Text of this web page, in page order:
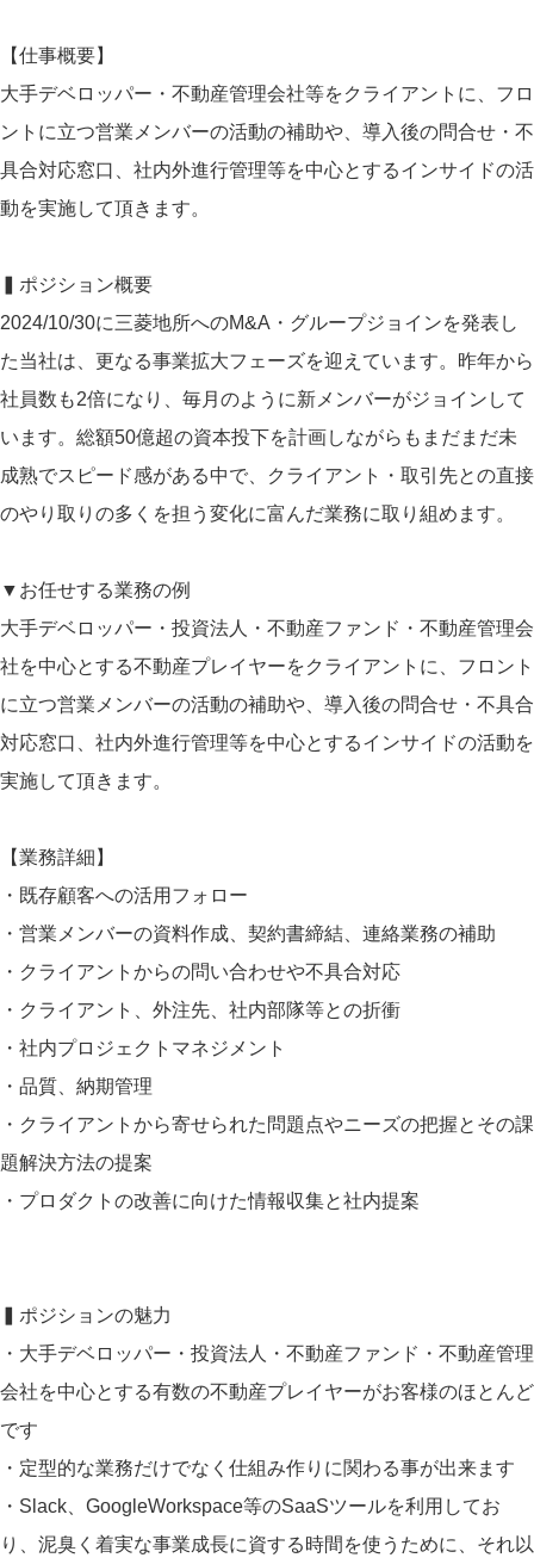
【仕事概要】
大手デベロッパー・不動産管理会社等をクライアントに、フロ
ントに立つ営業メンバーの活動の補助や、導入後の問合せ・不
具合対応窓口、社内外進行管理等を中心とするインサイドの活
動を実施して頂きます。
▍ポジション概要
2024/10/30に三菱地所へのM&A・グループジョインを発表し
た当社は、更なる事業拡大フェーズを迎えています。昨年から
社員数も2倍になり、毎月のように新メンバーがジョインして
います。総額50億超の資本投下を計画しながらもまだまだ未
成熟でスピード感がある中で、クライアント・取引先との直接
のやり取りの多くを担う変化に富んだ業務に取り組めます。
▼お任せする業務の例
大手デベロッパー・投資法人・不動産ファンド・不動産管理会
社を中心とする不動産プレイヤーをクライアントに、フロント
に立つ営業メンバーの活動の補助や、導入後の問合せ・不具合
対応窓口、社内外進行管理等を中心とするインサイドの活動を
実施して頂きます。
【業務詳細】
・既存顧客への活用フォロー
・営業メンバーの資料作成、契約書締結、連絡業務の補助
・クライアントからの問い合わせや不具合対応
・クライアント、外注先、社内部隊等との折衝
・社内プロジェクトマネジメント
・品質、納期管理
・クライアントから寄せられた問題点やニーズの把握とその課
題解決方法の提案
・プロダクトの改善に向けた情報収集と社内提案
▍ポジションの魅力
・大手デベロッパー・投資法人・不動産ファンド・不動産管理
会社を中心とする有数の不動産プレイヤーがお客様のほとんど
です
・定型的な業務だけでなく仕組み作りに関わる事が出来ます
・Slack、GoogleWorkspace等のSaaSツールを利用してお
り、泥臭く着実な事業成長に資する時間を使うために、それ以